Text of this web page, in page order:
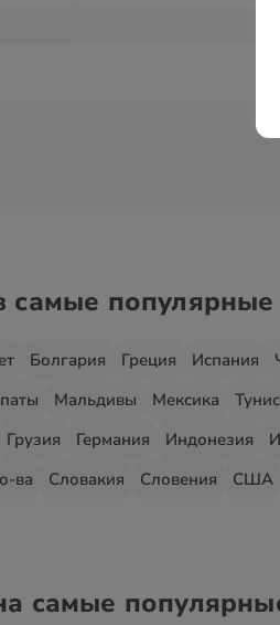
самые популярные
Болгария Греция Испания
Мальдивы Мексика Тунис
Грузия Германия Индонезия
ва
Словакия Словения США
самые